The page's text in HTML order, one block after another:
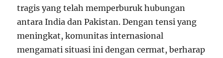
tragis yang telah memperburuk hubungan
antara India dan Pakistan. Dengan tensi yang
meningkat, komunitas internasional
mengamati situasi ini dengan cermat, berharap